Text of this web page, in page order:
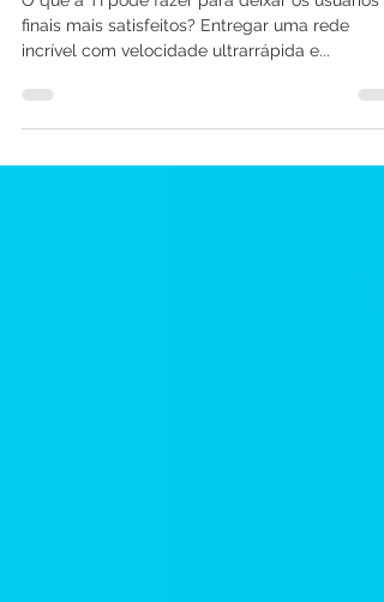
O que a TI pode fazer para deixar os usuários
incrível com velocidade ultrarrápida e...